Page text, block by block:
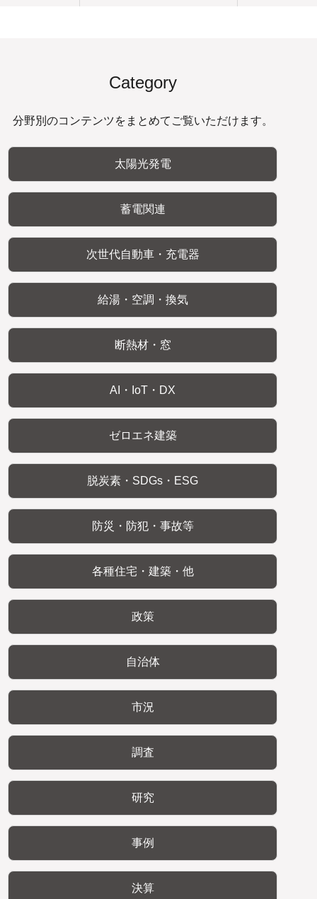
Category
分野別のコンテンツをまとめてご覧いただけます。
太陽光発電
蓄電関連
次世代自動車・充電器
給湯・空調・換気
断熱材・窓
AI・IoT・DX
ゼロエネ建築
脱炭素・SDGs・ESG
防災・防犯・事故等
各種住宅・建築・他
政策
自治体
市況
調査
研究
事例
決算